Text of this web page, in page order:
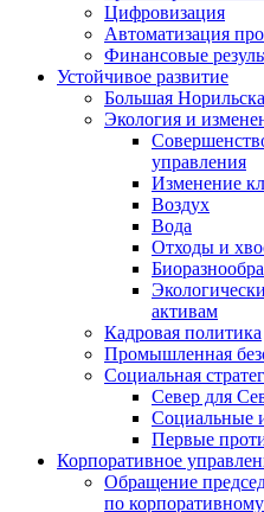
Цифровизация
Автоматизация
Финансовые
Устойчивое развитие
Большая
Экология и
управления
Изменение
Воздух
Вода
Отходы и
активам
Кадровая политика
Промышленная
Социальная
Север для
Социальные
Первые
Корпоративное
Обращение
по